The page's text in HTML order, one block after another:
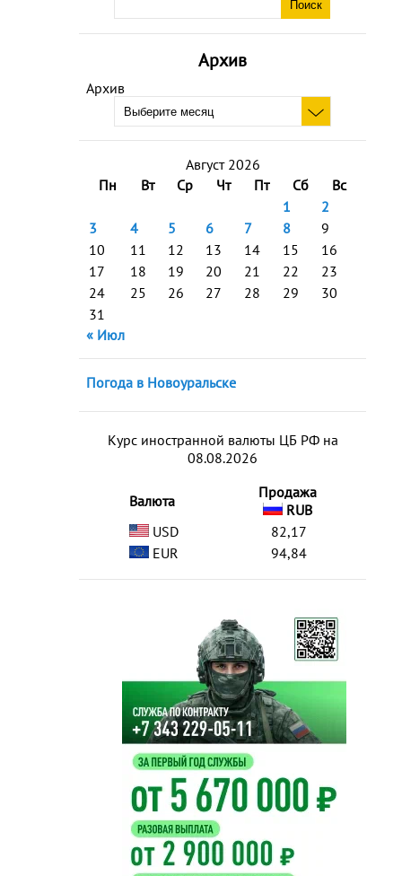
Архив
Архив
Август 2026
Пн
Вт Ср Чт Пт Сб
Вс
1
2
3
4 5 6 7 8
9
10
11 12 13 14 15
16
17
18 19 20 21 22
23
24
25 26 27 28 29
30
31
« Июл
Погода в Новоуральске
Курс иностранной валюты ЦБ РФ на
08.08.2026
Валюта
Продажа
RUB
USD
82,17
EUR
94,84